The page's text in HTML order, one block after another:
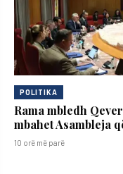
POLITIKA
Rama mbledh
mbahet Asambleja
10 orë më parë